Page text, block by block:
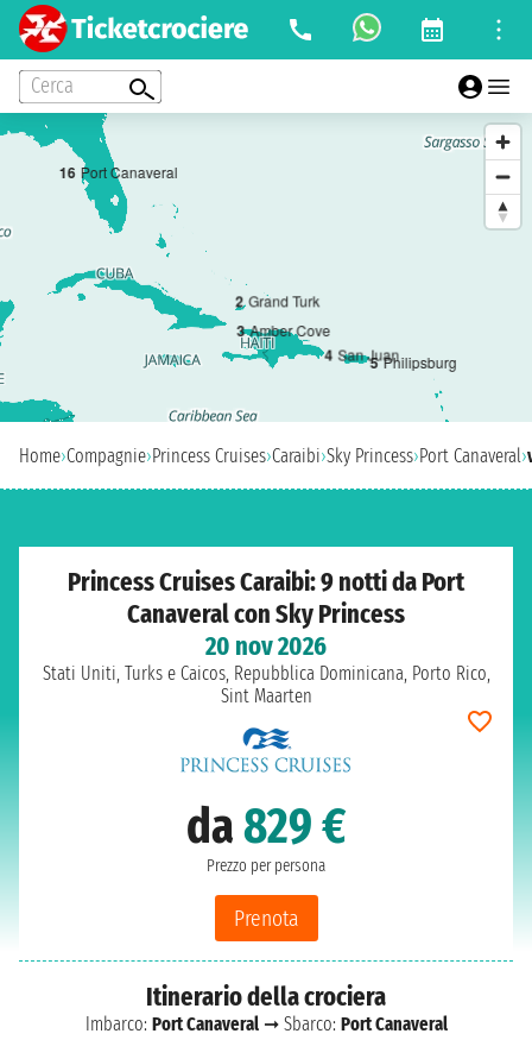
Cerca
16 Port Canaveral
2 Grand Turk
3 Amber Cove
4 San Juan
5 Philipsburg
Home›Compagnie›Princess Cruises›Caraibi›Sky Princess›Port Canaveral›
Princess Cruises Caraibi: 9 notti da Port
Canaveral con Sky Princess
20 nov 2026
Stati Uniti, Turks e Caicos, Repubblica Dominicana, Porto Rico,
Sint Maarten
da829 €
Prezzo per persona
Prenota
Itinerario della crociera
Imbarco: Port Canaveral➞ Sbarco: Port Canaveral